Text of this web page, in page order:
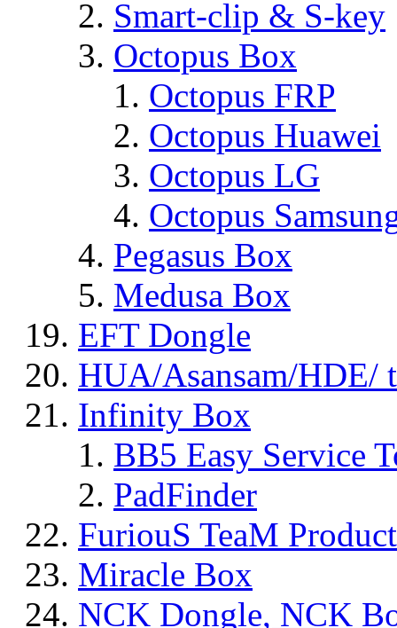
Smart-clip & S-key
Octopus Box
Octopus FRP
Octopus Huawei
Octopus LG
Octopus
Pegasus Box
Medusa Box
EFT Dongle
HUA/Asansam/HDE/
Infinity Box
BB5 Easy Service
PadFinder
FuriouS TeaM
Miracle Box
NCK Dongle, NCK